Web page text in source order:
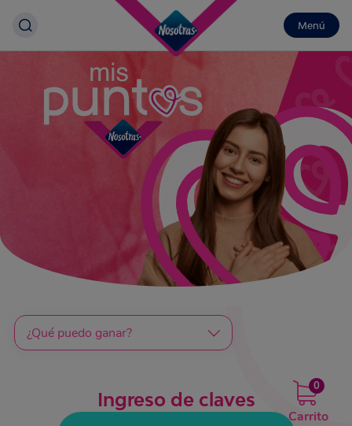
Menú
¿Qué puedo ganar?
0
Carrito
Ingreso de claves